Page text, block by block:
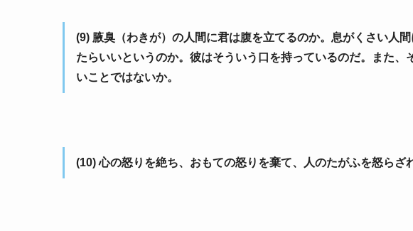
(9) 腋臭（わきが）の人間に君は腹を立てるのか。息がくさい人
たらいいというのか。彼はそういう口を持っているのだ。また
いことではないか。
(10) 心の怒りを絶ち、おもての怒りを棄て、人のたがふを怒らざ